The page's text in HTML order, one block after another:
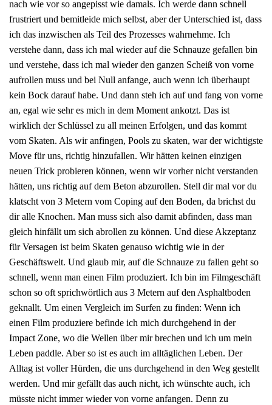
nach wie vor so angepisst wie damals. Ich werde dann schnell
frustriert und bemitleide mich selbst, aber der Unterschied ist, dass
ich das inzwischen als Teil des Prozesses wahrnehme. Ich
verstehe dann, dass ich mal wieder auf die Schnauze gefallen bin
und verstehe, dass ich mal wieder den ganzen Scheiß von vorne
aufrollen muss und bei Null anfange, auch wenn ich überhaupt
kein Bock darauf habe. Und dann steh ich auf und fang von vorne
an, egal wie sehr es mich in dem Moment ankotzt. Das ist
wirklich der Schlüssel zu all meinen Erfolgen, und das kommt
vom Skaten. Als wir anfingen, Pools zu skaten, war der wichtigste
Move für uns, richtig hinzufallen. Wir hätten keinen einzigen
neuen Trick probieren können, wenn wir vorher nicht verstanden
hätten, uns richtig auf dem Beton abzurollen. Stell dir mal vor du
klatscht von 3 Metern vom Coping auf den Boden, da brichst du
dir alle Knochen. Man muss sich also damit abfinden, dass man
gleich hinfällt um sich abrollen zu können. Und diese Akzeptanz
für Versagen ist beim Skaten genauso wichtig wie in der
Geschäftswelt. Und glaub mir, auf die Schnauze zu fallen geht so
schnell, wenn man einen Film produziert. Ich bin im Filmgeschäft
schon so oft sprichwörtlich aus 3 Metern auf den Asphaltboden
geknallt. Um einen Vergleich im Surfen zu finden: Wenn ich
einen Film produziere befinde ich mich durchgehend in der
Impact Zone, wo die Wellen über mir brechen und ich um mein
Leben paddle. Aber so ist es auch im alltäglichen Leben. Der
Alltag ist voller Hürden, die uns durchgehend in den Weg gestellt
werden. Und mir gefällt das auch nicht, ich wünschte auch, ich
müsste nicht immer wieder von vorne anfangen. Denn zu